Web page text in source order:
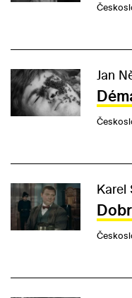
Jan
Karel